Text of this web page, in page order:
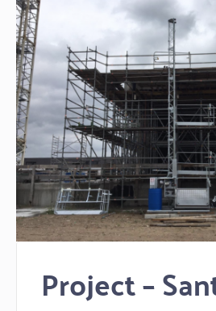
Project –